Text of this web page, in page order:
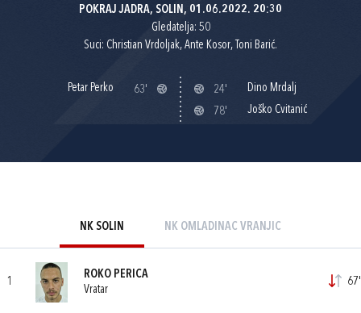
POKRAJ JADRA, SOLIN, 01.06.2022. 20:30
Gledatelja: 50
Suci: Christian Vrdoljak, Ante Kosor, Toni Barić.
Petar Perko 63' 24'
Dino Mrdalj
78'
Joško Cvitanić
NK SOLIN NK OMLADINAC VRANJIC
1
ROKO PERICA
Vratar
67'